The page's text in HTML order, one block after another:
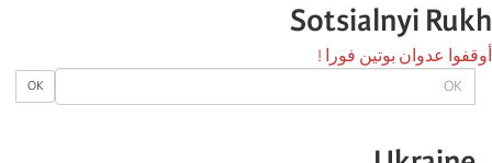
OK
OK
Sotsialnyi Rukh
أوقفوا عدوان بوتين فورا !